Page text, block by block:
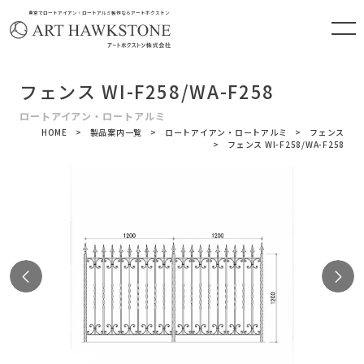
東京でロートアイアン・ロートアルミ製作ならアートホクストン
フェンス WI-F258/WA-F258
ロートアイアン・ロートアルミ
HOME 製品案内一覧 ロートアイアン・ロートアルミ
フェンス
フェンス WI-F258/WA-F258
Previous